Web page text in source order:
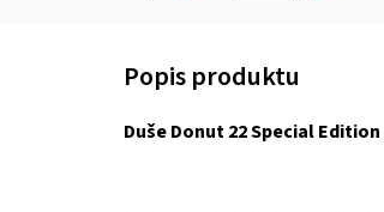
DušeDonut 22 Special Edition